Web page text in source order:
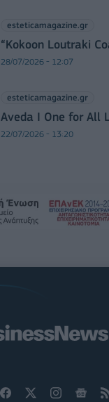
esteticamagazine.gr
“Kokoon Loutraki
28/07/2026 - 12:07
esteticamagazine.gr
Aveda I One for All
22/07/2026 - 13:20